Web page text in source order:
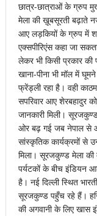
छात्र-छात्राओं के ग्रुप
मेला की ख़ूबसूरती बढ़ाते
आए लड़कियों के ग्रुप में
एक्सपीरिएंस कहा जा
लेकर भी किसी प्रकार
खाना-पीना भी मॉल में
फ्रेंड्ली रहा है। वही
सपरिवार आए शेरबहादुर
जानकारी मिली।
ओर बढ़ गई जब नेपाल से
सांस्कृतिक कार्यक्रमों से
मिला। सूरजकुण्ड मेला की
पर्यटकों के बीच इंडियन
है। नई दिल्ली स्थित
सूरजकुण्ड पहुँच रहे हैं।
की अगवानी के लिए खास